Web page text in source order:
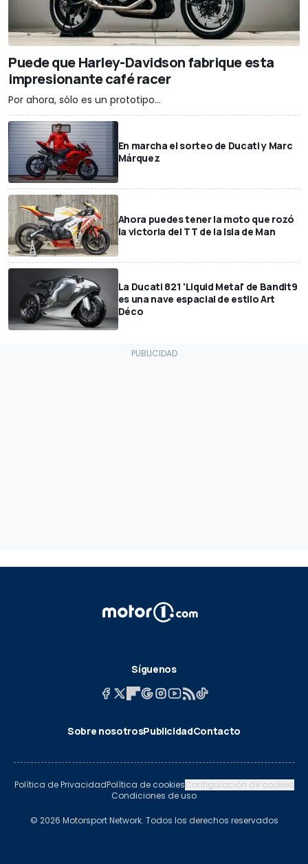
Puede que Harley-Davidson fabrique esta
impresionante café racer
Por ahora, sólo es un prototipo...
En marcha el sorteo de Ducati y Marc
Márquez
Ahora puedes tener la moto que rozó
la victoria del TT de la Isla de Man
La Ducati 821 'Liquid Metal' de Bandit9
es una nave espacial de estilo Art
Déco
Síguenos
Sobre nosotrosPublicidadContacto
Política de PrivacidadPolítica de cookiesConfiguración de cookies
Condiciones de uso
© 2026 Motorsport Network. Todos los derechos reservados